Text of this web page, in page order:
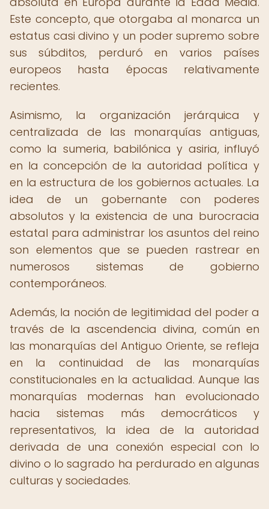
Este concepto, que otorgaba al monarca un
estatus casi divino y un poder supremo sobre
sus súbditos, perduró en varios países
europeos hasta épocas relativamente
recientes.
Asimismo, la organización jerárquica y
centralizada de las monarquías antiguas,
como la sumeria, babilónica y asiria, influyó
en la concepción de la autoridad política y
en la estructura de los gobiernos actuales. La
idea de un gobernante con poderes
absolutos y la existencia de una burocracia
estatal para administrar los asuntos del reino
son elementos que se pueden rastrear en
numerosos sistemas de gobierno
contemporáneos.
Además, la noción de legitimidad del poder a
través de la ascendencia divina, común en
las monarquías del Antiguo Oriente, se refleja
en la continuidad de las monarquías
constitucionales en la actualidad. Aunque las
monarquías modernas han evolucionado
hacia sistemas más democráticos y
representativos, la idea de la autoridad
derivada de una conexión especial con lo
divino o lo sagrado ha perdurado en algunas
culturas y sociedades.